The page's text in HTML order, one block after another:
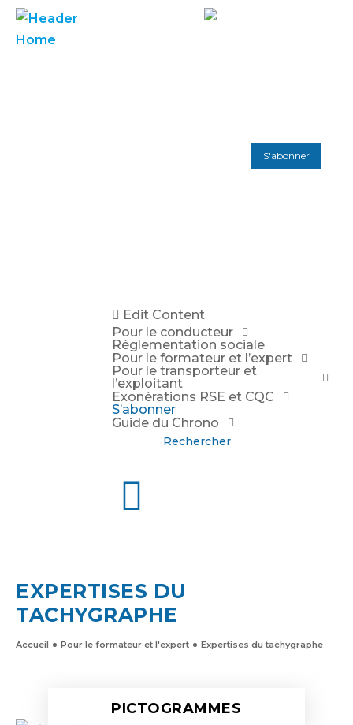
S'abonner
Edit Content
Pour le conducteur
Réglementation sociale
Pour le formateur et l’expert
Pour le transporteur et
l’exploitant
Exonérations RSE et CQC
S’abonner
Guide du Chrono
Rechercher
EXPERTISES DU
TACHYGRAPHE
Accueil Pour le formateur et l'expert Expertises du tachygraphe
PICTOGRAMMES